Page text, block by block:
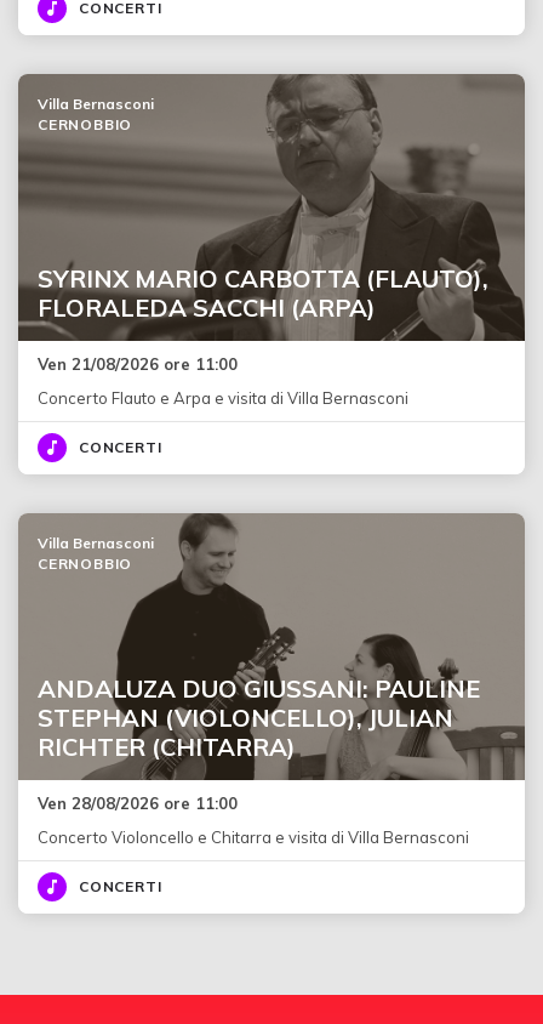
CONCERTI
SYRINX MARIO CARBOTTA (FLAUTO),
FLORALEDA SACCHI (ARPA)
Villa Bernasconi
CERNOBBIO
Ven 21/08/2026 ore 11:00
Concerto Flauto e Arpa e visita di Villa Bernasconi
CONCERTI
ANDALUZA DUO GIUSSANI: PAULINE
STEPHAN (VIOLONCELLO), JULIAN
RICHTER (CHITARRA)
Villa Bernasconi
CERNOBBIO
Ven 28/08/2026 ore 11:00
Concerto Violoncello e Chitarra e visita di Villa Bernasconi
CONCERTI